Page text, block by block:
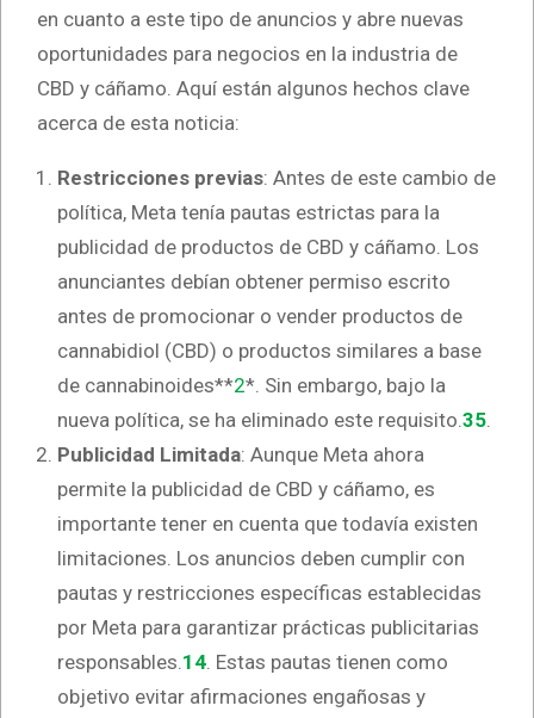
en cuanto a este tipo de anuncios y abre nuevas
oportunidades para negocios en la industria de
CBD y cáñamo. Aquí están algunos hechos clave
acerca de esta noticia:
Restricciones previas: Antes de este cambio de
política, Meta tenía pautas estrictas para la
publicidad de productos de CBD y cáñamo. Los
anunciantes debían obtener permiso escrito
antes de promocionar o vender productos de
cannabidiol (CBD) o productos similares a base
de cannabinoides**2*. Sin embargo, bajo la
nueva política, se ha eliminado este requisito.35.
Publicidad Limitada: Aunque Meta ahora
permite la publicidad de CBD y cáñamo, es
importante tener en cuenta que todavía existen
limitaciones. Los anuncios deben cumplir con
pautas y restricciones específicas establecidas
por Meta para garantizar prácticas publicitarias
responsables.1 4. Estas pautas tienen como
objetivo evitar afirmaciones engañosas y